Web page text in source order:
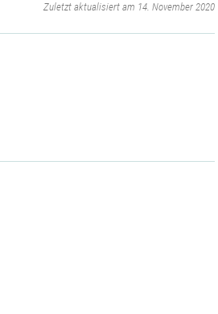
Zuletzt aktualisiert am 14. November 2020